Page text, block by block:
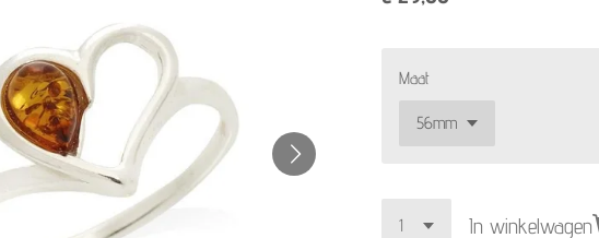
Maat
In winkelwagen